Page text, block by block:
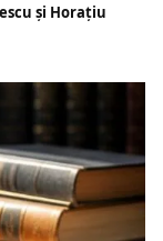
și Horațiu